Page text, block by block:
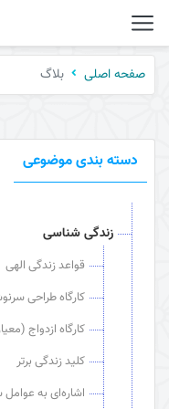
صفحه اصلی بلاگ
دسته بندی موضوعی
زندگی شناسی
قواعد زندگی الهی
کارگاه طراحی
کارگاه ازدواج
کلید زندگی برتر
اشاره‌ای به